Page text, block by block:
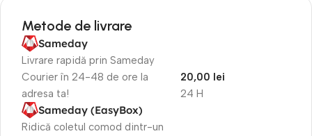
Metode de livrare
Sameday
Livrare rapidă prin Sameday
Courier în 24-48 de ore la
adresa ta!
24 H
20,00 lei
Sameday (EasyBox)
Ridică coletul comod dintr-un